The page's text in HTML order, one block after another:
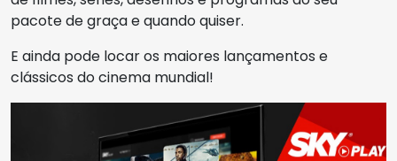
pacote de graça e quando quiser.
E ainda pode locar os maiores lançamentos e
clássicos do cinema mundial!